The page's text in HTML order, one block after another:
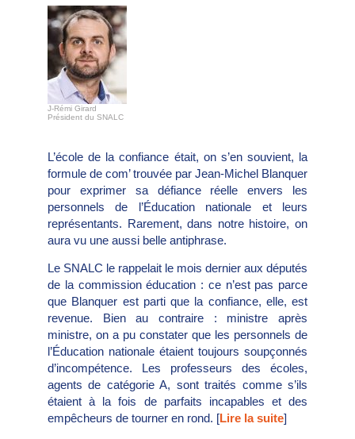
J-Rémi Girard
Président du SNALC
L’école de la confiance était, on s’en souvient, la
formule de com’ trouvée par Jean-Michel Blanquer
pour exprimer sa défiance réelle envers les
personnels de l’Éducation nationale et leurs
représentants. Rarement, dans notre histoire, on
aura vu une aussi belle antiphrase.
Le SNALC le rappelait le mois dernier aux députés
de la commission éducation : ce n’est pas parce
que Blanquer est parti que la confiance, elle, est
revenue. Bien au contraire : ministre après
ministre, on a pu constater que les personnels de
l’Éducation nationale étaient toujours soupçonnés
d’incompétence. Les professeurs des écoles,
agents de catégorie A, sont traités comme s’ils
étaient à la fois de parfaits incapables et des
empêcheurs de tourner en rond. [Lire la suite]